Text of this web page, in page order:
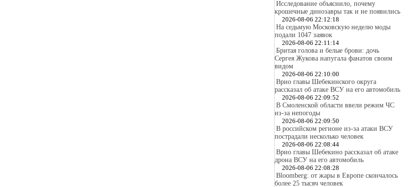
Исследование объяснило, почему
крошечные динозавры так и не появились
2026-08-06 22:12:18
На седьмую Московскую неделю моды
подали 1047 заявок
2026-08-06 22:11:14
Бритая голова и белые брови: дочь
Сергея Жукова напугала фанатов своим
видом
2026-08-06 22:10:00
Врио главы Шебекинского округа
рассказал об атаке ВСУ на его автомобиль
2026-08-06 22:09:52
В Смоленской области ввели режим ЧС
из-за непогоды
2026-08-06 22:09:50
В российском регионе из-за атаки ВСУ
пострадали несколько человек
2026-08-06 22:08:44
Врио главы Шебекино рассказал об атаке
дрона ВСУ на его автомобиль
2026-08-06 22:08:28
Bloomberg: от жары в Европе скончалось
более 25 тысяч человек